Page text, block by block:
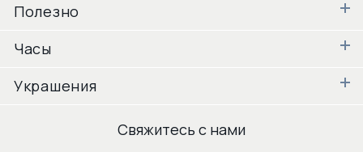
Полезно
Часы
Украшения
Свяжитесь с нами